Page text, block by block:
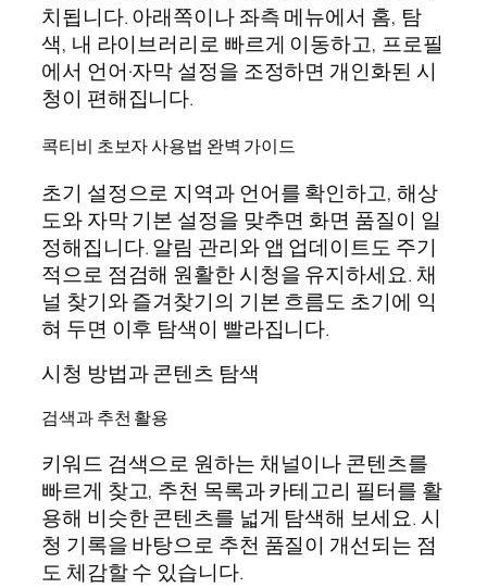
치됩니다. 아래쪽이나 좌측 메뉴에서 홈, 탐
색, 내 라이브러리로 빠르게 이동하고, 프로필
에서 언어·자막 설정을 조정하면 개인화된 시
청이 편해집니다.
콕티비 초보자 사용법 완벽 가이드
초기 설정으로 지역과 언어를 확인하고, 해상
도와 자막 기본 설정을 맞추면 화면 품질이 일
정해집니다. 알림 관리와 앱 업데이트도 주기
적으로 점검해 원활한 시청을 유지하세요. 채
널 찾기와 즐겨찾기의 기본 흐름도 초기에 익
혀 두면 이후 탐색이 빨라집니다.
시청 방법과 콘텐츠 탐색
검색과 추천 활용
키워드 검색으로 원하는 채널이나 콘텐츠를
빠르게 찾고, 추천 목록과 카테고리 필터를 활
용해 비슷한 콘텐츠를 넓게 탐색해 보세요. 시
청 기록을 바탕으로 추천 품질이 개선되는 점
도 체감할 수 있습니다.